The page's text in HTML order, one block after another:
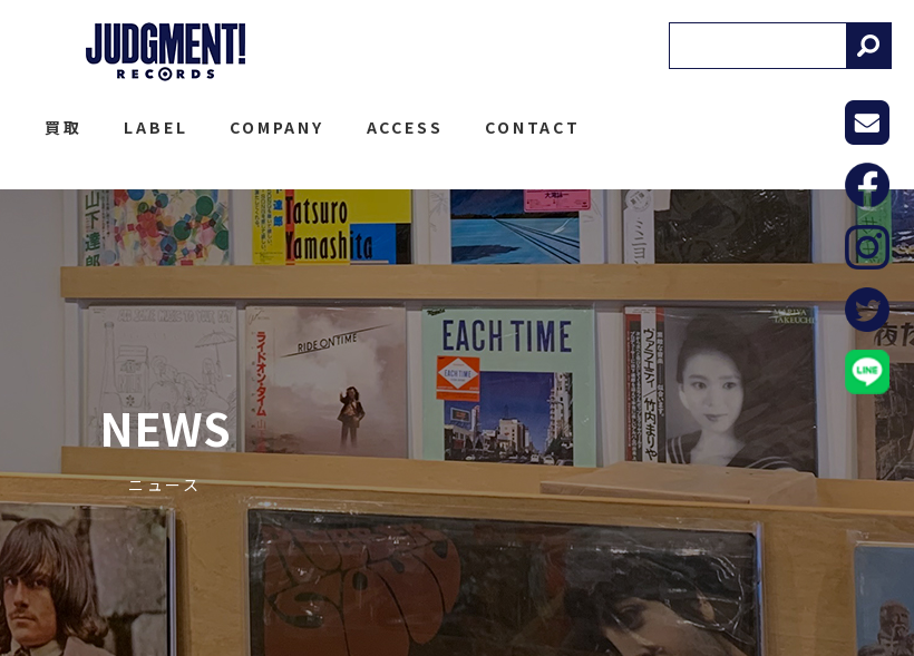
買取 LABEL COMPANY ACCESS CONTACT
NEWS
ニュース